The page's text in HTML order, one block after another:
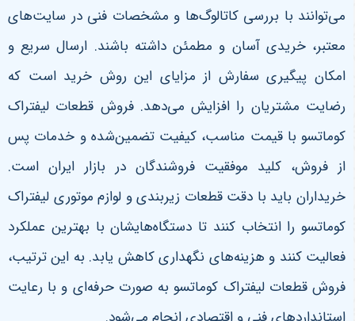
می‌توانند با بررسی کاتالوگ‌ها و مشخصات فنی در سایت‌های
معتبر، خریدی آسان و مطمئن داشته باشند. ارسال سریع و
امکان پیگیری سفارش از مزایای این روش خرید است که
رضایت مشتریان را افزایش می‌دهد. فروش قطعات لیفتراک
کوماتسو با قیمت مناسب، کیفیت تضمین‌شده و خدمات پس
از فروش، کلید موفقیت فروشندگان در بازار ایران است.
خریداران باید با دقت قطعات زیربندی و لوازم موتوری لیفتراک
کوماتسو را انتخاب کنند تا دستگاه‌هایشان با بهترین عملکرد
فعالیت کنند و هزینه‌های نگهداری کاهش یابد. به این ترتیب،
فروش قطعات لیفتراک کوماتسو به صورت حرفه‌ای و با رعایت